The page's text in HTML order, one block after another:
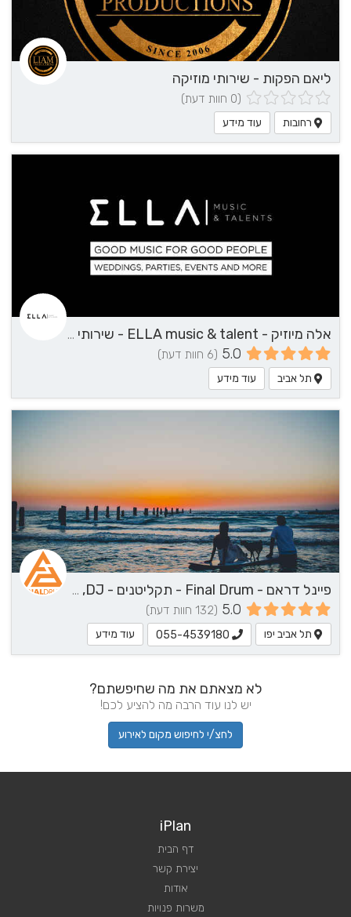
ליאם הפקות - שירותי מוזיקה
(0 חוות דעת)
רחובות עוד מידע
אלה מיוזיק - ELLA music & talent - שירותי מוזיקה
5.0 (6 חוות דעת)
תל אביב עוד מידע
פיינל דראם - Final Drum - תקליטנים - DJ, נגן / הרכב מוזיקלי, שירותי מוזיקה
5.0 (132 חוות דעת)
תל אביב יפו 055-4539180 עוד מידע
לא מצאתם את מה שחיפשתם?
יש לנו עוד הרבה מה להציע לכם!
לחצ/י לחיפוש מקום לאירוע
iPlan
דף הבית
יצירת קשר
אודות
משרות פנויות